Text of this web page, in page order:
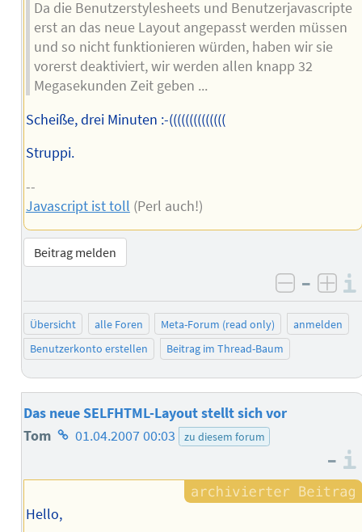
Da die Benutzerstylesheets und Benutzerjavascripte
erst an das neue Layout angepasst werden müssen
und so nicht funktionieren würden, haben wir sie
vorerst deaktiviert, wir werden allen knapp 32
Megasekunden Zeit geben ...
Scheiße, drei Minuten :-((((((((((((((
Struppi.
--
Javascript ist toll (Perl auch!)
Beitrag melden
negativ
–
Übersicht alle Foren Meta-Forum (read only)
anmelden
Benutzerkonto erstellen
Beitrag im Thread-Baum
Das neue SELFHTML-Layout stellt sich vor
Tom Homepage
Autors
01.04.2007 00:03 zu diesem forum
–
Hello,